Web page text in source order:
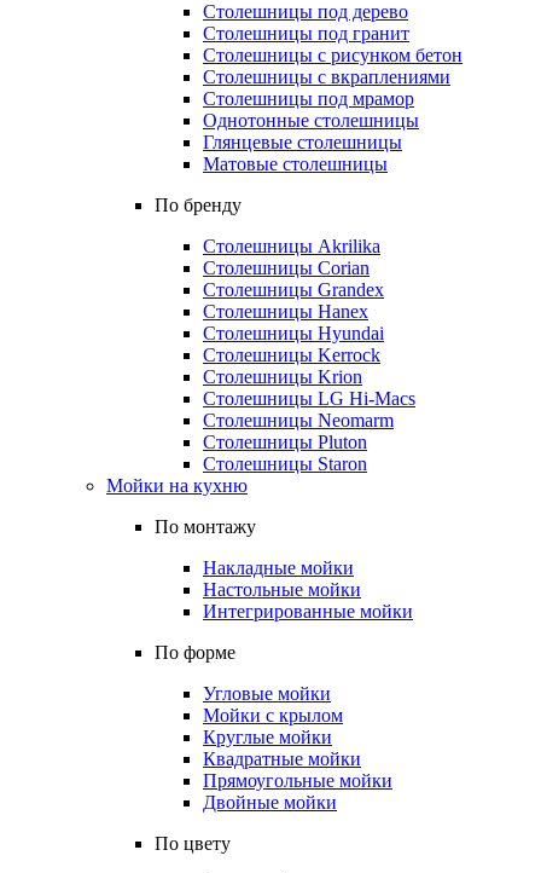
Столешницы под дерево
Столешницы под гранит
Столешницы с рисунком бетон
Столешницы с вкраплениями
Столешницы под мрамор
Однотонные столешницы
Глянцевые столешницы
Матовые столешницы
По бренду
Столешницы Akrilika
Столешницы Corian
Столешницы Grandex
Столешницы Hanex
Столешницы Hyundai
Столешницы Kerrock
Столешницы Krion
Столешницы LG Hi-Macs
Столешницы Neomarm
Столешницы Pluton
Столешницы Staron
Мойки на кухню
По монтажу
Накладные мойки
Настольные мойки
Интегрированные мойки
По форме
Угловые мойки
Мойки с крылом
Круглые мойки
Квадратные мойки
Прямоугольные мойки
Двойные мойки
По цвету